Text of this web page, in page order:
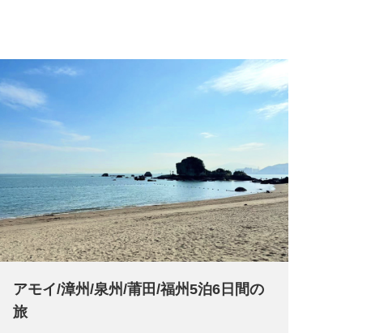
アモイ/漳州/泉州/莆田/福州5泊6日間の
旅